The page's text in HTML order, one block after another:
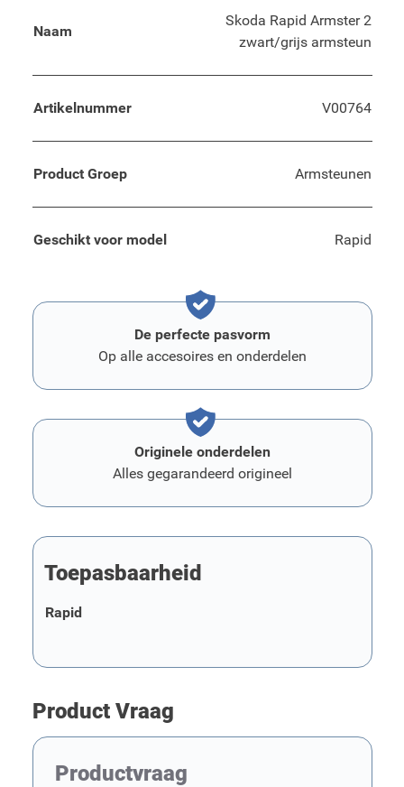
Naam
Skoda Rapid Armster 2
zwart/grijs armsteun
Artikelnummer V00764
Product Groep Armsteunen
Geschikt voor model Rapid
De perfecte pasvorm
Op alle accesoires en onderdelen
Originele onderdelen
Alles gegarandeerd origineel
Toepasbaarheid
Rapid
Product Vraag
Productvraag